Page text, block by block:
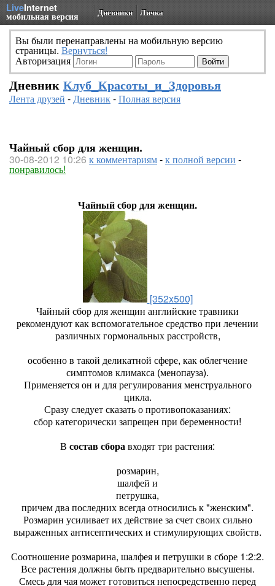
LiveInternet
мобильная версия Дневники Личка
Вы были перенаправлены на мобильную версию
страницы. Вернуться!
Авторизация
Дневник Клуб_Красоты_и_Здоровья
Лента друзей -Дневник-Полная версия
Чайный сбор для женщин.
30-08-2012 10:26 к комментариям-к полной версии -
понравилось!
Чайный сбор для женщин.
[352x500]
Чайный сбор для женщин английские травники
рекомендуют как вспомогательное средство при лечении
различных гормональных расстройств,
особенно в такой деликатной сфере, как облегчение
симптомов климакса (менопауза).
Применяется он и для регулирования менструального
цикла.
Сразу следует сказать о противопоказаниях:
сбор категорически запрещен при беременности!
В состав сборавходят три растения:
розмарин,
шалфей и
петрушка,
причем два последних всегда относились к "женским".
Розмарин усиливает их действие за счет своих сильно
выраженных антисептических и стимулирующих свойств.
Соотношение розмарина, шалфея и петрушки в сборе 1:2:2.
Все растения должны быть предварительно высушены.
Смесь для чая может готовиться непосредственно перед